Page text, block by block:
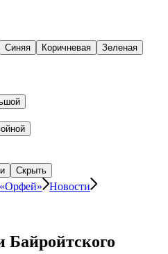
Синяя Коричневая Зеленая
Скрыть
Новости
Байройтского